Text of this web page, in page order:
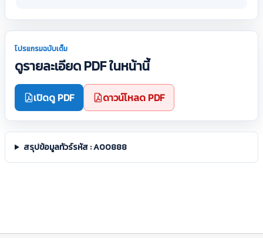
โปรแกรมฉบับเต็ม
ดูรายละเอียด PDF ในหน้านี้
เปิดดู PDF ดาวน์โหลด PDF
สรุปข้อมูลทัวร์รหัส : A00888